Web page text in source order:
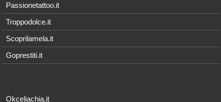
Passionetattoo.it
Troppodolce.it
Scoprilamela.it
Goprestiti.it
Okceliachia.it